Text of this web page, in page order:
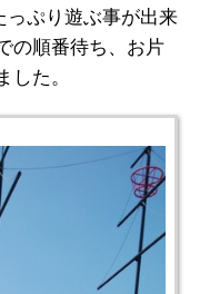
っぷり遊ぶ事が出来
の順番待ち、お片
た。